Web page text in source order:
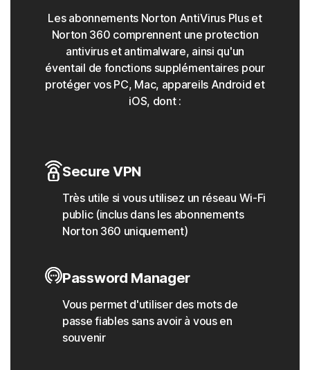
Les abonnements Norton AntiVirus Plus et
Norton 360 comprennent une protection
antivirus et antimalware, ainsi qu'un
éventail de fonctions supplémentaires pour
protéger vos PC, Mac, appareils Android et
iOS, dont :
Secure VPN
Très utile si vous utilisez un réseau Wi-Fi
public (inclus dans les abonnements
Norton 360 uniquement)
Password Manager
Vous permet d'utiliser des mots de
passe fiables sans avoir à vous en
souvenir